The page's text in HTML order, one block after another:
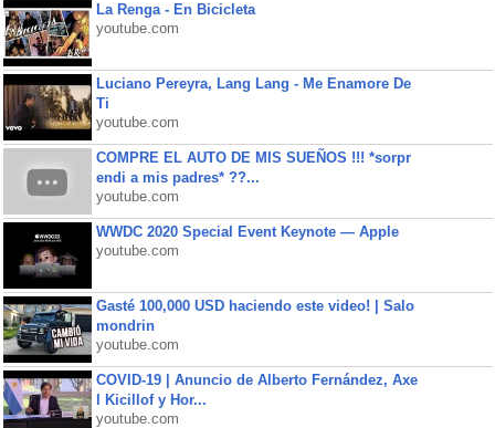
La Renga - En Bicicleta
youtube.com
Luciano Pereyra, Lang Lang - Me Enamore De
Ti
youtube.com
COMPRE EL AUTO DE MIS SUEÑOS !!! *sorpr
endi a mis padres* ??...
youtube.com
WWDC 2020 Special Event Keynote — Apple
youtube.com
Gasté 100,000 USD haciendo este video! | Salo
mondrin
youtube.com
COVID-19 | Anuncio de Alberto Fernández, Axe
l Kicillof y Hor...
youtube.com